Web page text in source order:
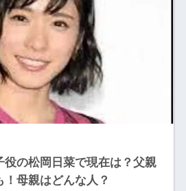
役の松岡日菜で現在は？父親
母親はどんな人？